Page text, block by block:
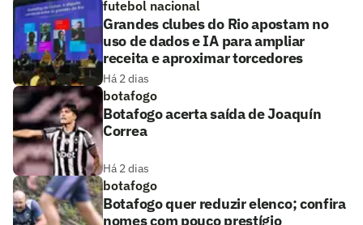
futebol nacional
Grandes clubes do Rio apostam no
uso de dados e IA para ampliar
receita e aproximar torcedores
Há 2 dias
botafogo
Botafogo acerta saída de Joaquín
Correa
Há 2 dias
botafogo
Botafogo quer reduzir elenco; confira
nomes com pouco prestígio